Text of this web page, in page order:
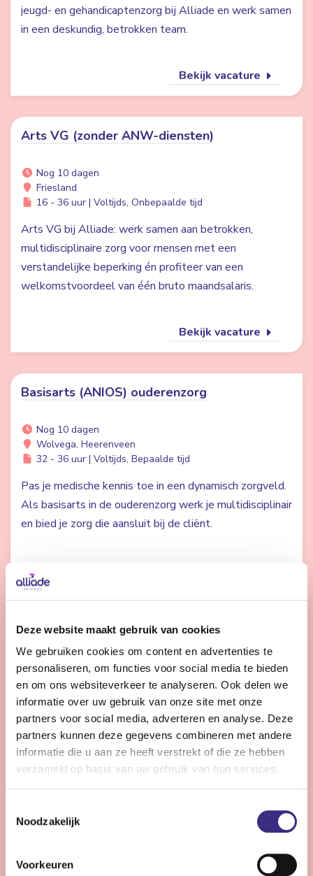
Deze website maakt gebruik van cookies
We gebruiken cookies om content en advertenties te
personaliseren, om functies voor social media te bieden
en om ons websiteverkeer te analyseren. Ook delen we
informatie over uw gebruik van onze site met onze
partners voor social media, adverteren en analyse. Deze
partners kunnen deze gegevens combineren met andere
informatie die u aan ze heeft verstrekt of die ze hebben
verzameld op basis van uw gebruik van hun services.
Noodzakelijk
Voorkeuren
jeugd- en gehandicaptenzorg bij Alliade en werk samen
in een deskundig, betrokken team.
Bekijk vacature
Arts VG (zonder ANW-diensten)
Nog 10 dagen
Friesland
16 - 36 uur | Voltijds, Onbepaalde tijd
Arts VG bij Alliade: werk samen aan betrokken,
multidisciplinaire zorg voor mensen met een
verstandelijke beperking én profiteer van een
welkomstvoordeel van één bruto maandsalaris.
Bekijk vacature
Basisarts (ANIOS) ouderenzorg
Nog 10 dagen
Wolvega, Heerenveen
32 - 36 uur | Voltijds, Bepaalde tijd
Pas je medische kennis toe in een dynamisch zorgveld.
Als basisarts in de ouderenzorg werk je multidisciplinair
en bied je zorg die aansluit bij de cliënt.
Gedragskundige jeugdzorg
Nog 10 dagen
Friesland
24 - 36 uur | Deeltijds, Onbepaalde tijd
Wil jij jouw expertise inzetten voor kinderen en
jongeren (0-18 jr) met een licht verstandelijke
beperking? Versterk ons team en draag bij aan hun zorg
Bekijk vacature